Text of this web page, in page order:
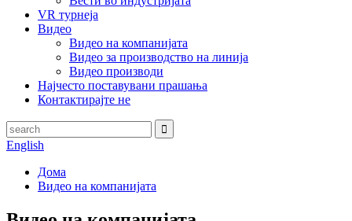
VR турнеја
Видео
Видео на компанијата
Видео за производство на линија
Видео производи
Најчесто поставувани прашања
Контактирајте не
English
Дома
Видео на компанијата